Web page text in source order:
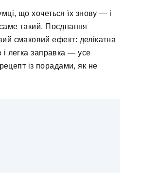
що хочеться їх знову — і
такий. Поєднання
смаковий ефект: делікатна
і легка заправка — усе
із порадами, як не